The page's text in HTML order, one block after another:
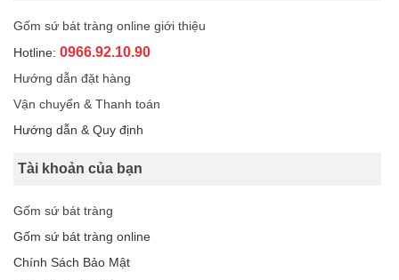
Gốm sứ bát tràng online giới thiệu
Hotline: 0966.92.10.90
Hướng dẫn đặt hàng
Vận chuyển & Thanh toán
Hướng dẫn & Quy định
Tài khoản của bạn
Gốm sứ bát tràng
Gốm sứ bát tràng online
Chính Sách Bảo Mật